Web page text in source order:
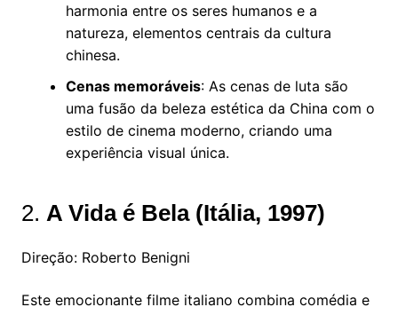
harmonia entre os seres humanos e a
natureza, elementos centrais da cultura
chinesa.
Cenas memoráveis: As cenas de luta são
uma fusão da beleza estética da China com o
estilo de cinema moderno, criando uma
experiência visual única.
2. A Vida é Bela (Itália, 1997)
Direção: Roberto Benigni
Este emocionante filme italiano combina comédia e